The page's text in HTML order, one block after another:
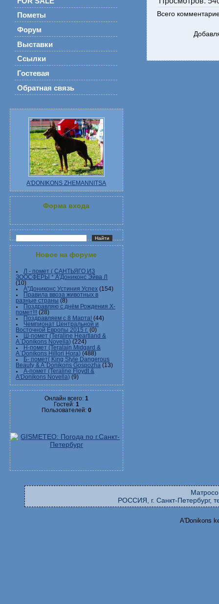
Пометы
Форум
Выставки
Ссылки
Гостевая
Обратная связь
A'DONIKONS ZHEMANNITSA
Форма входа
Новое на форуме
Л - помет ( САНТЬЯГО ИЗ
ЗООСФЕРЫ * А'Дониконс Эйва Л
(10)
А"Дониконс Устиния Успех (154)
Правила ввоза животных в
разные страны (8)
Поздравляю с днём Рождения Х-
помет!!! (28)
Поздравляем с 8 Марта! (44)
Чемпионат Центральной и
Восточной Европы 2015 г. (0)
Ш-помет (Teraline Heartland &
A`Donikons Novella) (224)
Н-помет (Teralain Midgard &
A`Donikons Hillori Hora) (488)
Б- помет( King Style Dangerous
Beauty & A`Donikons Gospozha (13)
А-помет (Teraline Floydt &
A'Donikons Novella) (9)
Онлайн всего: 1
Гостей: 1
Пользователей: 0
Всего
РОССИЯ, г. Санкт-Петербург,
A'Donikons